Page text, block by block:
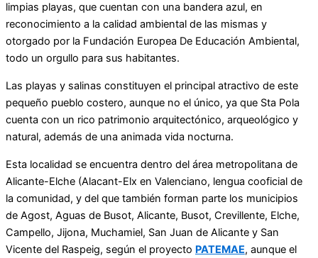
limpias playas, que cuentan con una bandera azul, en
reconocimiento a la calidad ambiental de las mismas y
otorgado por la Fundación Europea De Educación Ambiental,
todo un orgullo para sus habitantes.
Las playas y salinas constituyen el principal atractivo de este
pequeño pueblo costero, aunque no el único, ya que Sta Pola
cuenta con un rico patrimonio arquitectónico, arqueológico y
natural, además de una animada vida nocturna.
Esta localidad se encuentra dentro del área metropolitana de
Alicante-Elche (Alacant-Elx en Valenciano, lengua cooficial de
la comunidad, y del que también forman parte los municipios
de Agost, Aguas de Busot, Alicante, Busot, Crevillente, Elche,
Campello, Jijona, Muchamiel, San Juan de Alicante y San
Vicente del Raspeig, según el proyecto PATEMAE, aunque el